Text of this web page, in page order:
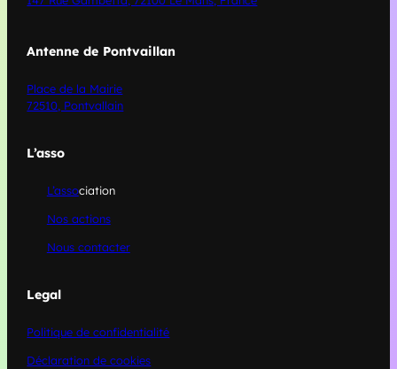
Antenne de Pontvaillan
Place de la Mairie
72510, Pontvallain
L’asso
L’association
Nos actions
Nous contacter
Legal
Politique de confidentialité
Déclaration de cookies